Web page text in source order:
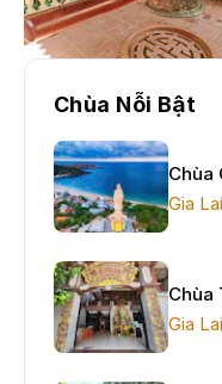
Chùa Nỗi Bật
Chùa
Gia Lai
Chùa
Gia Lai